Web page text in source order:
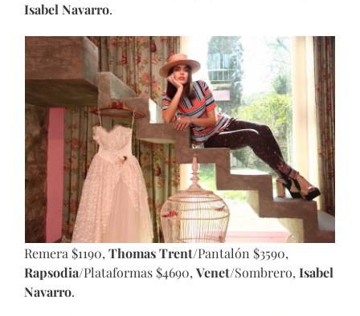
Isabel Navarro.
Remera $1190, Thomas Trent/Pantalón $3590,
Rapsodia/Plataformas $4690, Venet/Sombrero, Isabel
Navarro.